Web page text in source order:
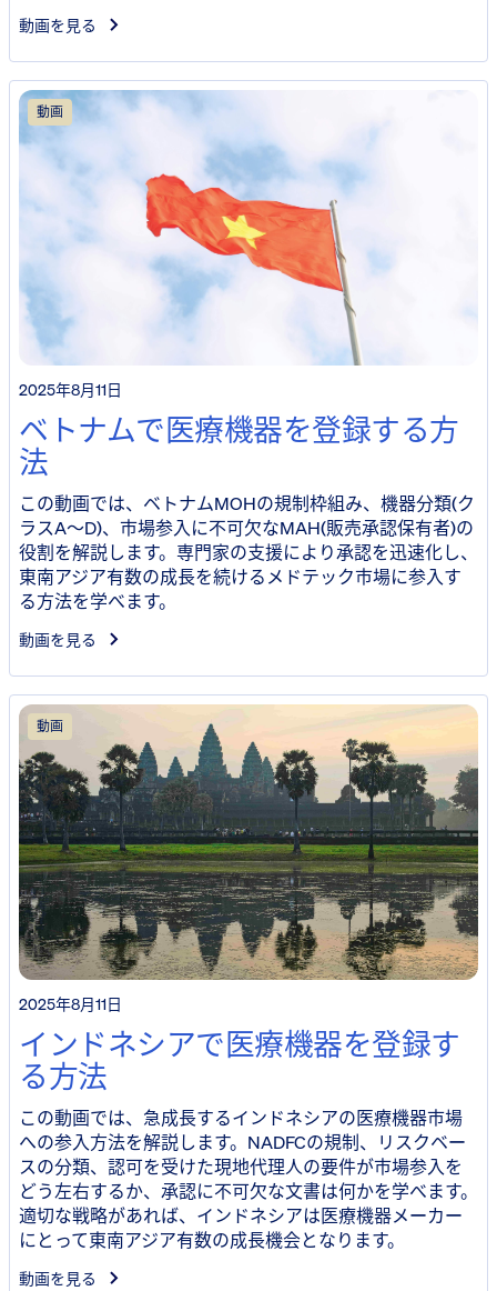
動画を見る
動画
2025年8月11日
ベトナムで医療機器を登録する方
法
この動画では、ベトナムMOHの規制枠組み、機器分類(ク
ラスA〜D)、市場参入に不可欠なMAH(販売承認保有者)の
役割を解説します。専門家の支援により承認を迅速化し、
東南アジア有数の成長を続けるメドテック市場に参入す
る方法を学べます。
動画を見る
動画
2025年8月11日
インドネシアで医療機器を登録す
る方法
この動画では、急成長するインドネシアの医療機器市場
への参入方法を解説します。NADFCの規制、リスクベー
スの分類、認可を受けた現地代理人の要件が市場参入を
どう左右するか、承認に不可欠な文書は何かを学べます。
適切な戦略があれば、インドネシアは医療機器メーカー
にとって東南アジア有数の成長機会となります。
動画を見る